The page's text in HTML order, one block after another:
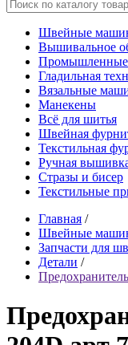
Швейные
Вышивальное
Гладильная
Вязальные
Манекены
Всё для шитья
Швейная
Текстильная
Ручная
Стразы и бисер
Текстильные
Главная /
Швейные
Запчасти для
Детали /